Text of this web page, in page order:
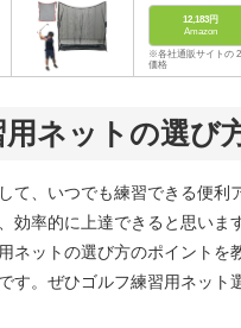
12,183円
Amazon
※各社通販サイトの
価格
用ネットの選び
て、いつでも練習できる便
効率的に上達できると思い
ネットの選び方のポイント
す。ぜひゴルフ練習用ネット